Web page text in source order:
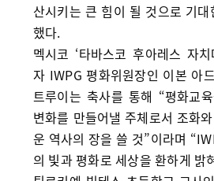
산시키는 큰 힘이 될 것으로 기
했다.
멕시코 ‘타바스코 후아레스 자
자 IWPG 평화위원장인 이본 아
트루이는 축사를 통해 “평화교
변화를 만들어낼 주체로서 조화
운 역사의 장을 쓸 것”이라며
의 빛과 평화로 세상을 환하게 밝